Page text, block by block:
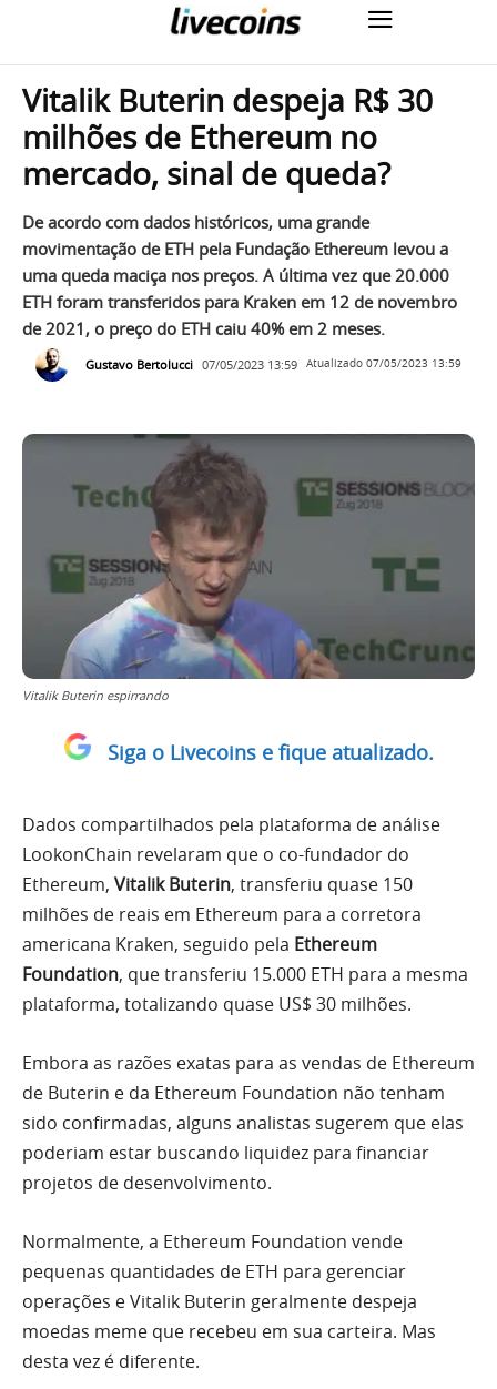
Vitalik Buterin despeja R$ 30
milhões de Ethereum no
mercado, sinal de queda?
De acordo com dados históricos, uma grande
movimentação de ETH pela Fundação Ethereum levou a
uma queda maciça nos preços. A última vez que 20.000
ETH foram transferidos para Kraken em 12 de novembro
de 2021, o preço do ETH caiu 40% em 2 meses.
Gustavo Bertolucci 07/05/2023 13:59 Atualizado 07/05/2023 13:59
Vitalik Buterin espirrando
Siga o Livecoins e fique atualizado.
Dados compartilhados pela plataforma de análise
LookonChain revelaram que o co-fundador do
Ethereum, Vitalik Buterin, transferiu quase 150
milhões de reais em Ethereum para a corretora
americana Kraken, seguido pela Ethereum
Foundation, que transferiu 15.000 ETH para a mesma
plataforma, totalizando quase US$ 30 milhões.
Embora as razões exatas para as vendas de Ethereum
de Buterin e da Ethereum Foundation não tenham
sido confirmadas, alguns analistas sugerem que elas
poderiam estar buscando liquidez para financiar
projetos de desenvolvimento.
Normalmente, a Ethereum Foundation vende
pequenas quantidades de ETH para gerenciar
operações e Vitalik Buterin geralmente despeja
moedas meme que recebeu em sua carteira. Mas
desta vez é diferente.